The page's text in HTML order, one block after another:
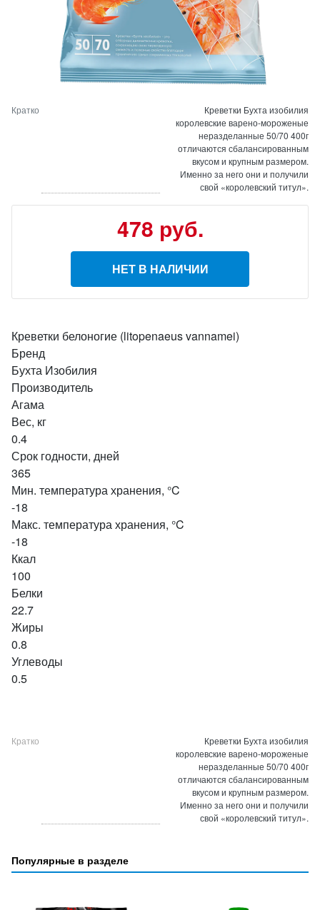
Кратко
Креветки Бухта изобилия
королевские варено-мороженые
неразделанные 50/70 400г
отличаются сбалансированным
вкусом и крупным размером.
Именно за него они и получили
свой «королевский титул».
478 руб.
НЕТ В НАЛИЧИИ
Креветки белоногие (litopenaeus vannamei)
Бренд
Бухта Изобилия
Производитель
Агама
Вес, кг
0.4
Срок годности, дней
365
Мин. температура хранения, °C
-18
Макс. температура хранения, °C
-18
Ккал
100
Белки
22.7
Жиры
0.8
Углеводы
0.5
Кратко
Креветки Бухта изобилия
королевские варено-мороженые
неразделанные 50/70 400г
отличаются сбалансированным
вкусом и крупным размером.
Именно за него они и получили
свой «королевский титул».
Популярные в разделе